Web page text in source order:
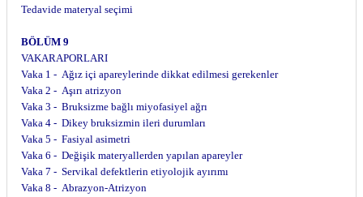
Tedavide materyal seçimi
BÖLÜM 9
VAKARAPORLARI
Vaka 1 - Ağız içi apareylerinde dikkat edilmesi gerekenler
Vaka 2 - Aşırı atrizyon
Vaka 3 - Bruksizme bağlı miyofasiyel ağrı
Vaka 4 - Dikey bruksizmin ileri durumları
Vaka 5 - Fasiyal asimetri
Vaka 6 - Değişik materyallerden yapılan apareyler
Vaka 7 - Servikal defektlerin etiyolojik ayırımı
Vaka 8 - Abrazyon-Atrizyon